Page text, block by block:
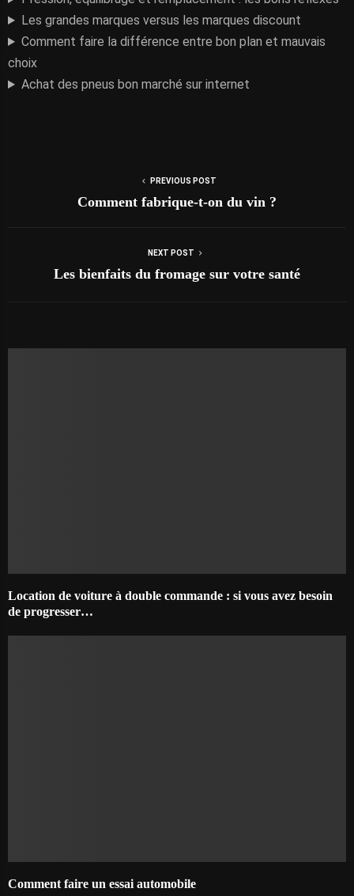
Les grandes marques versus les marques discount
Comment faire la différence entre bon plan et mauvais
choix
Achat des pneus bon marché sur internet
PREVIOUS POST
Comment fabrique-t-on du vin ?
NEXT POST
Les bienfaits du fromage sur votre santé
Location de voiture à double commande : si vous avez besoin
de progresser…
Comment faire un essai automobile